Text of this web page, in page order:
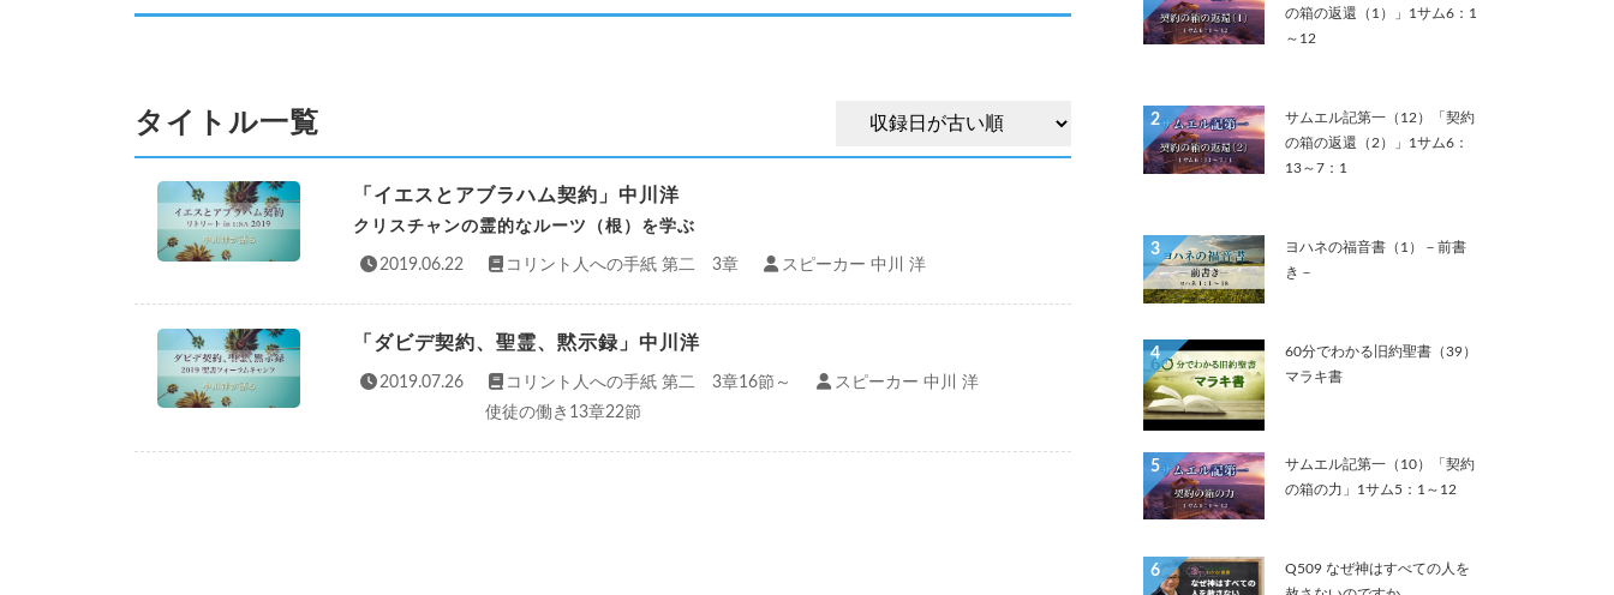
タイトル一覧
「イエスとアブラハム契約」中川洋
クリスチャンの霊的なルーツ（根）を学ぶ
2019.06.22 コリント人への手紙 第二 3章 スピーカー 中川 洋
「ダビデ契約、聖霊、黙示録」中川洋
2019.07.26
コリント人への手紙 第二 3章16節～
使徒の働き13章22節
スピーカー 中川 洋
の箱の返還（1）」1サム6：1
～12
2
サムエル記第一（12）「契約
の箱の返還（2）」1サム6：
13～7：1
3
ヨハネの福音書（1）－前書
き－
4
60分でわかる旧約聖書（39）
マラキ書
5
サムエル記第一（10）「契約
の箱の力」1サム5：1～12
6
Q509 なぜ神はすべての人を